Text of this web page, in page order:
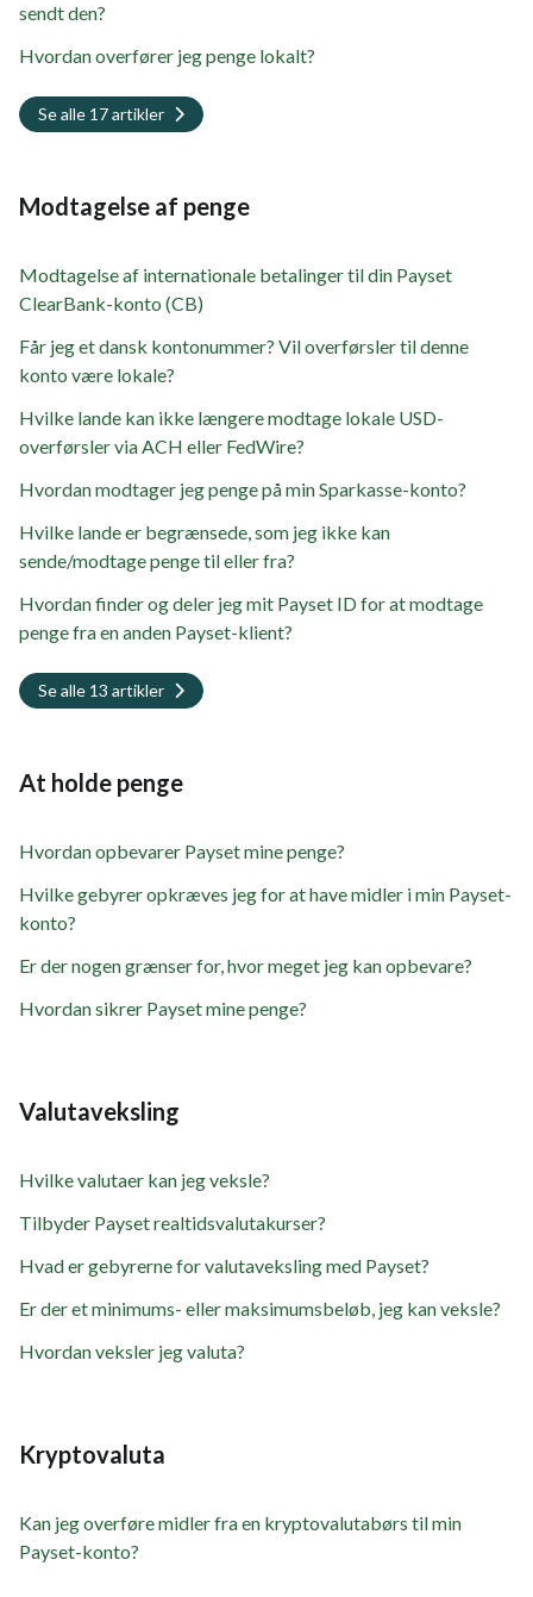
sendt den?
Hvordan overfører jeg penge lokalt?
Se alle 17 artikler
Modtagelse af penge
Modtagelse af internationale betalinger til din Payset
ClearBank-konto (CB)
Får jeg et dansk kontonummer? Vil overførsler til denne
konto være lokale?
Hvilke lande kan ikke længere modtage lokale USD-
overførsler via ACH eller FedWire?
Hvordan modtager jeg penge på min Sparkasse-konto?
Hvilke lande er begrænsede, som jeg ikke kan
sende/modtage penge til eller fra?
Hvordan finder og deler jeg mit Payset ID for at modtage
penge fra en anden Payset-klient?
Se alle 13 artikler
At holde penge
Hvordan opbevarer Payset mine penge?
Hvilke gebyrer opkræves jeg for at have midler i min Payset-
konto?
Er der nogen grænser for, hvor meget jeg kan opbevare?
Hvordan sikrer Payset mine penge?
Valutaveksling
Hvilke valutaer kan jeg veksle?
Tilbyder Payset realtidsvalutakurser?
Hvad er gebyrerne for valutaveksling med Payset?
Er der et minimums- eller maksimumsbeløb, jeg kan veksle?
Hvordan veksler jeg valuta?
Kryptovaluta
Kan jeg overføre midler fra en kryptovalutabørs til min
Payset-konto?